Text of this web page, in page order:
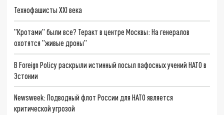
Технофашисты XXI века
"Кротами" были все? Теракт в центре Москвы: На генералов
охотятся "живые дроны"
В Foreign Policy раскрыли истинный посыл пафосных учений НАТО в
Эстонии
Newsweek: Подводный флот России для НАТО является
критической угрозой